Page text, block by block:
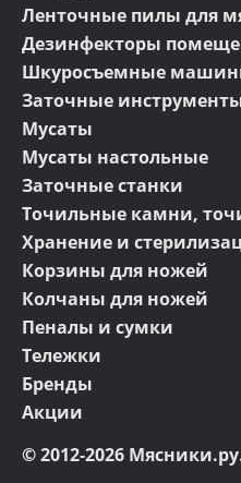
Ленточные пилы для
Дезинфекторы
Шкуросъемные
Заточные
Мусаты
Мусаты настольные
Заточные станки
Точильные камни,
Хранение и
Корзины для ножей
Колчаны для ножей
Пеналы и сумки
Тележки
Бренды
Акции
© 2012-2026